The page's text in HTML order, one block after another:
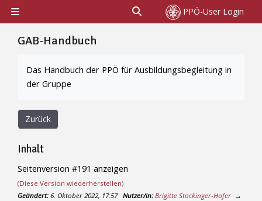
Zum Hauptinhalt
Website-Übersicht
Sucheingabe umschalten
PPÖ-User Login
GAB-Handbuch
Das Handbuch der PPÖ für Ausbildungsbegleitung in
der Gruppe
Zurück
Inhalt
Seitenversion #191 anzeigen
(Diese Version wiederherstellen)
Geändert: 6. Oktober 2022, 17:57 Nutzer/in: Brigitte Stockinger-Hofer →